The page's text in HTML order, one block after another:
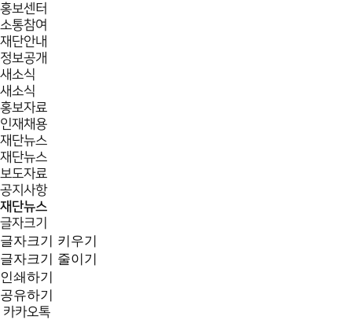
홍보센터
소통참여
재단안내
정보공개
새소식
새소식
홍보자료
인재채용
재단뉴스
재단뉴스
보도자료
공지사항
재단뉴스
글자크기
글자크기 키우기
글자크기 줄이기
인쇄하기
공유하기
카카오톡